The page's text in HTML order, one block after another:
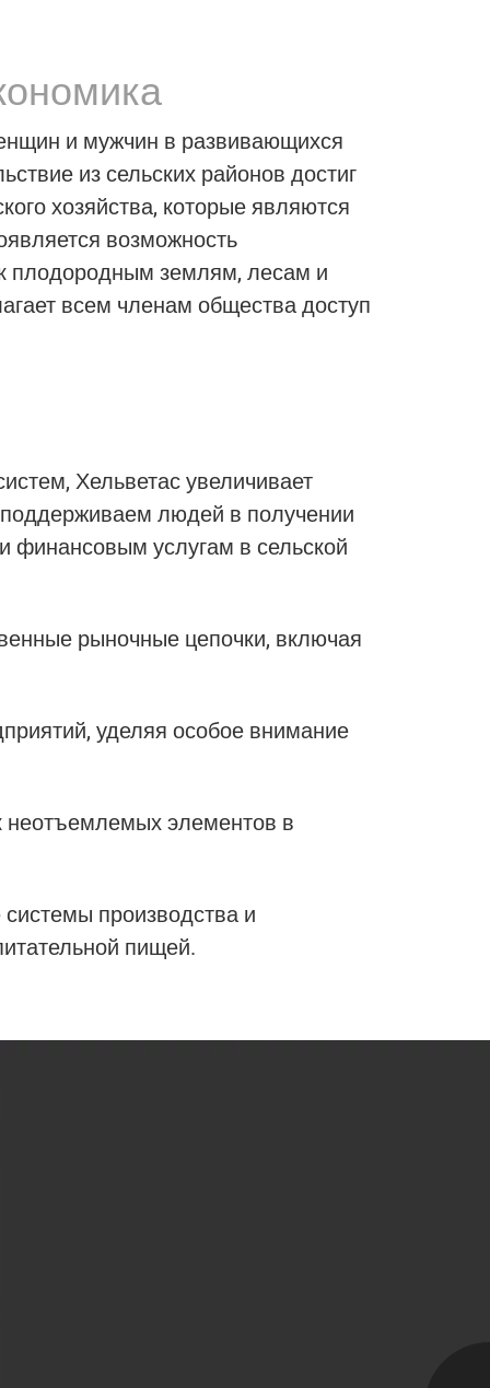
и мужчин в развивающихся
из сельских районов достиг
хозяйства, которые являются
возможность
плодородным землям, лесам и
всем членам общества доступ
, Хельветас увеличивает
поддерживаем людей в получении
финансовым услугам в сельской
рыночные цепочки, включая
уделяя особое внимание
неотъемлемых элементов в
системы производства и
пищей.